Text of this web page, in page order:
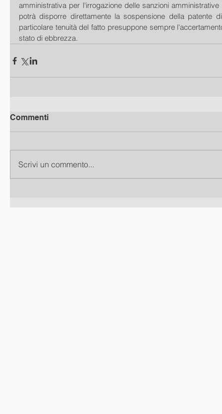
amministrativa per l'irrogazione delle sanzioni
potrà disporre direttamente la sospensione della patente
particolare tenuità del fatto presuppone sempre
stato di ebbrezza.
Commenti
Scrivi un commento...